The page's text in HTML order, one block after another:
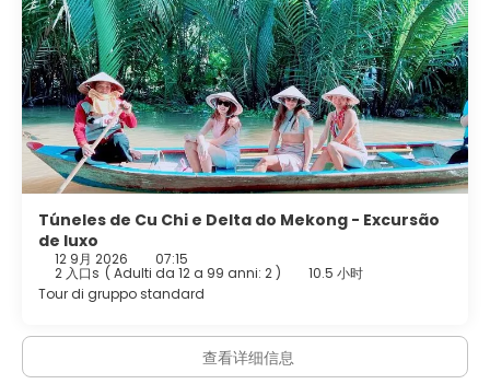
Túneles de Cu Chi e Delta do Mekong - Excursão
de luxo
12 9月 2026 07:15
2 入口s ( Adulti da 12 a 99 anni: 2 )
10.5 小时
Tour di gruppo standard
查看详细信息